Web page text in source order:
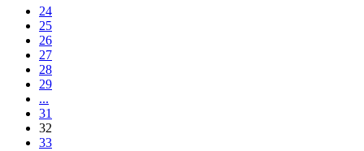
24
25
26
27
28
29
...
31
32
33